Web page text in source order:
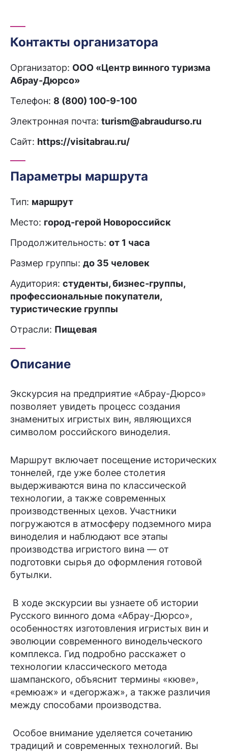
Контакты организатора
Организатор: ООО «Центр винного туризма
Абрау-Дюрсо»
Телефон: 8 (800) 100-9-100
Электронная почта: turism@abraudurso.ru
Сайт: https://visitabrau.ru/
Параметры маршрута
Тип: маршрут
Место: город-герой Новороссийск
Продолжительность: от 1 часа
Размер группы: до 35 человек
Аудитория: студенты, бизнес-группы,
профессиональные покупатели,
туристические группы
Отрасли: Пищевая
Описание
Экскурсия на предприятие «Абрау-Дюрсо»
позволяет увидеть процесс создания
знаменитых игристых вин, являющихся
символом российского виноделия.
Маршрут включает посещение исторических
тоннелей, где уже более столетия
выдерживаются вина по классической
технологии, а также современных
производственных цехов. Участники
погружаются в атмосферу подземного мира
виноделия и наблюдают все этапы
производства игристого вина — от
подготовки сырья до оформления готовой
бутылки.
В ходе экскурсии вы узнаете об истории
Русского винного дома «Абрау-Дюрсо»,
особенностях изготовления игристых вин и
эволюции современного винодельческого
комплекса. Гид подробно расскажет о
технологии классического метода
шампанского, объяснит термины «кюве»,
«ремюаж» и «дегоржаж», а также различия
между способами производства.
Особое внимание уделяется сочетанию
традиций и современных технологий. Вы